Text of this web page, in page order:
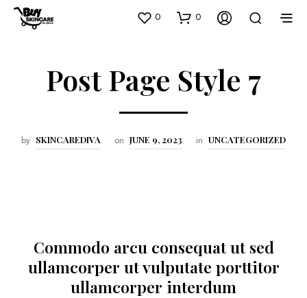
0 0
Post Page Style 7
by SKINCAREDIVA on JUNE 9, 2023 in UNCATEGORIZED
Commodo arcu consequat ut sed
ullamcorper ut vulputate porttitor
ullamcorper interdum